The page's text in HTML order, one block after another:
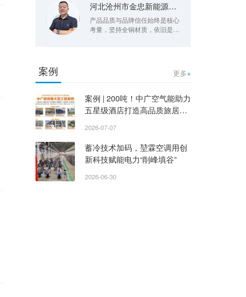
河北沧州市金忠新能源王金忠：铝代铜难落地 未来将坚守全铜路线
产品品质与品牌信任始终是核心
考量，坚持全铜材质，依旧是当
案例 更多+
案例 | 200吨！中广空气能助力
五星级酒店打造高品质旅居体
2026-07-07
蓄冷技术加码，堃霖空调用创
新科技赋能电力“削峰填谷”
2026-06-30